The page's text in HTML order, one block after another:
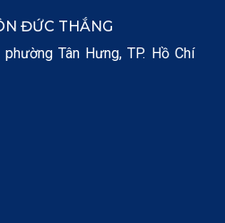
ĐỨC THẮNG
Tân Hưng, TP. Hồ Chí